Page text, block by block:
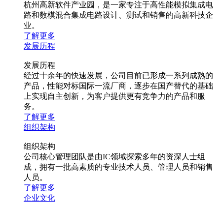
杭州高新软件产业园，是一家专注于高性能模拟集成电
路和数模混合集成电路设计、测试和销售的高新科技企
业。
了解更多
发展历程
发展历程
经过十余年的快速发展，公司目前已形成一系列成熟的
产品，性能对标国际一流厂商，逐步在国产替代的基础
上实现自主创新，为客户提供更有竞争力的产品和服
务。
了解更多
组织架构
组织架构
公司核心管理团队是由IC领域探索多年的资深人士组
成，拥有一批高素质的专业技术人员、管理人员和销售
人员。
了解更多
企业文化